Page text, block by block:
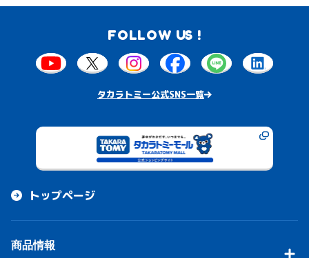
FOLLOW US !
タカラトミー公式SNS一覧
トップページ
商品情報